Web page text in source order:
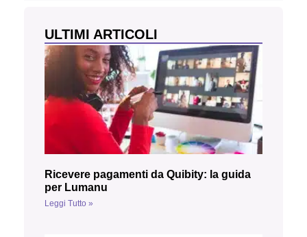
ULTIMI ARTICOLI
Ricevere pagamenti da Quibity: la guida
per Lumanu
Leggi Tutto »